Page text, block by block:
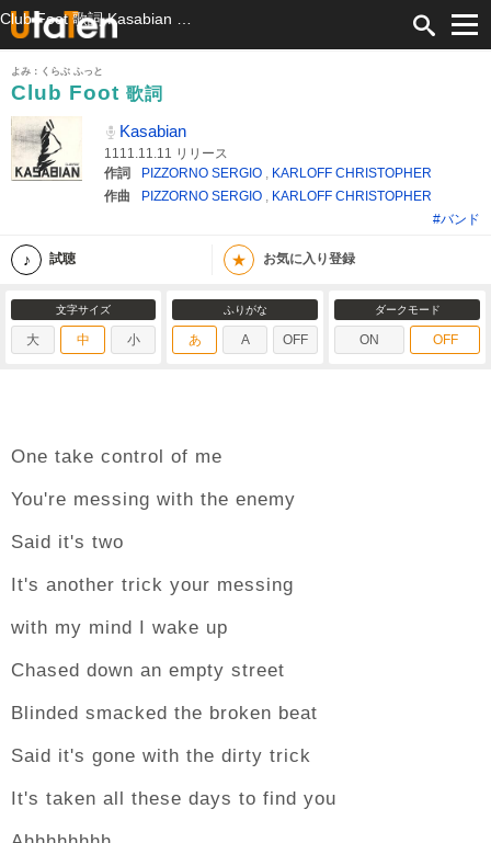
よみ：くらぶ ふっと
Club Foot 歌詞
Kasabian
1111.11.11 リリース
作詞
PIZZORNO SERGIO , KARLOFF CHRISTOPHER
作曲
PIZZORNO SERGIO , KARLOFF CHRISTOPHER
#バンド
試聴 ★ お気に入り登録
文字サイズ
大 中 小
ふりがな
あ A OFF
ダークモード
ON OFF
One take control of me
You're messing with the enemy
Said it's two
It's another trick your messing
with my mind I wake up
Chased down an empty street
Blinded smacked the broken beat
Said it's gone with the dirty trick
It's taken all these days to find you